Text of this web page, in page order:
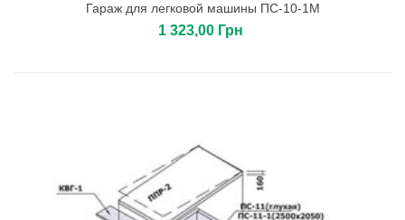
Гараж для легковой машины ПС-10-1М
1 323,00 Грн